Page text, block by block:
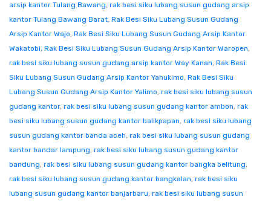
arsip kantor Tulang Bawang, rak besi siku lubang susun gudang arsip
kantor Tulang Bawang Barat, Rak Besi Siku Lubang Susun Gudang
Arsip Kantor Wajo, Rak Besi Siku Lubang Susun Gudang Arsip Kantor
Wakatobi, Rak Besi Siku Lubang Susun Gudang Arsip Kantor Waropen,
rak besi siku lubang susun gudang arsip kantor Way Kanan, Rak Besi
Siku Lubang Susun Gudang Arsip Kantor Yahukimo, Rak Besi Siku
Lubang Susun Gudang Arsip Kantor Yalimo, rak besi siku lubang susun
gudang kantor, rak besi siku lubang susun gudang kantor ambon, rak
besi siku lubang susun gudang kantor balikpapan, rak besi siku lubang
susun gudang kantor banda aceh, rak besi siku lubang susun gudang
kantor bandar lampung, rak besi siku lubang susun gudang kantor
bandung, rak besi siku lubang susun gudang kantor bangka belitung,
rak besi siku lubang susun gudang kantor bangkalan, rak besi siku
lubang susun gudang kantor banjarbaru, rak besi siku lubang susun